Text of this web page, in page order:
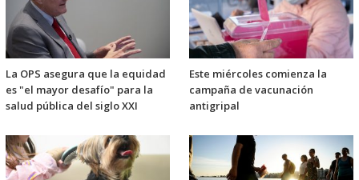
La OPS asegura que la equidad
es "el mayor desafío" para la
salud pública del siglo XXI
Este miércoles comienza la
campaña de vacunación
antigripal